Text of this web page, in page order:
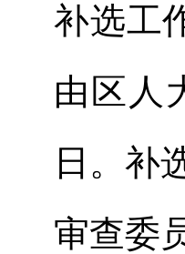
补选工
由区人
日 。补
审查委